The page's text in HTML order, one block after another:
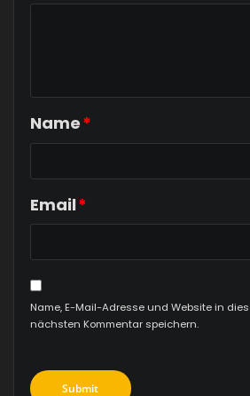
Name*
Email*
Name, E-Mail-Adresse und Website in
nächsten Kommentar speichern.